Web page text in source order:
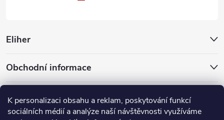
K personalizaci obsahu a reklam, poskytování funkcí
sociálních médií a analýze naší návštěvnosti využíváme
Eliher
Obchodní informace
Partnerské weby